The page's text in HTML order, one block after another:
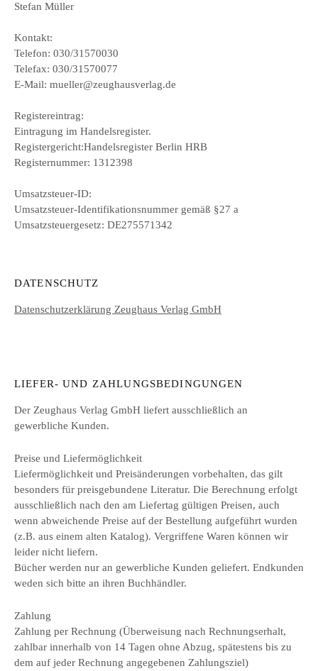
Stefan Müller
Kontakt:
Telefon: 030/31570030
Telefax: 030/31570077
E-Mail: mueller@zeughausverlag.de
Registereintrag:
Eintragung im Handelsregister.
Registergericht:Handelsregister Berlin HRB
Registernummer: 1312398
Umsatzsteuer-ID:
Umsatzsteuer-Identifikationsnummer gemäß §27 a
Umsatzsteuergesetz: DE275571342
DATENSCHUTZ
Datenschutzerklärung Zeughaus Verlag GmbH
LIEFER- UND ZAHLUNGSBEDINGUNGEN
Der Zeughaus Verlag GmbH liefert ausschließlich an
gewerbliche Kunden.
Preise und Liefermöglichkeit
Liefermöglichkeit und Preisänderungen vorbehalten, das gilt
besonders für preisgebundene Literatur. Die Berechnung erfolgt
ausschließlich nach den am Liefertag gültigen Preisen, auch
wenn abweichende Preise auf der Bestellung aufgeführt wurden
(z.B. aus einem alten Katalog). Vergriffene Waren können wir
leider nicht liefern.
Bücher werden nur an gewerbliche Kunden geliefert. Endkunden
weden sich bitte an ihren Buchhändler.
Zahlung
Zahlung per Rechnung (Überweisung nach Rechnungserhalt,
zahlbar innerhalb von 14 Tagen ohne Abzug, spätestens bis zu
dem auf jeder Rechnung angegebenen Zahlungsziel)